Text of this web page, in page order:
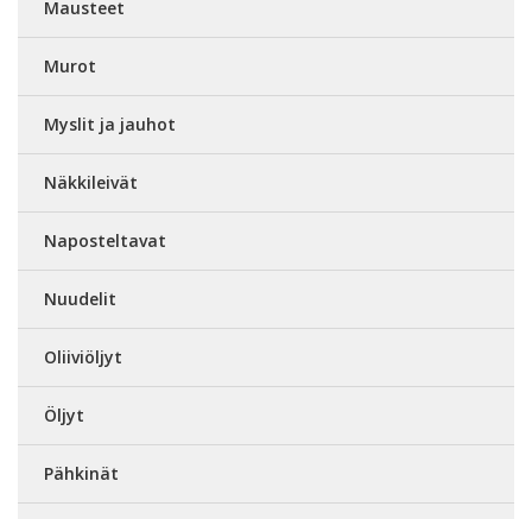
Mausteet
Murot
Myslit ja jauhot
Näkkileivät
Naposteltavat
Nuudelit
Oliiviöljyt
Öljyt
Pähkinät